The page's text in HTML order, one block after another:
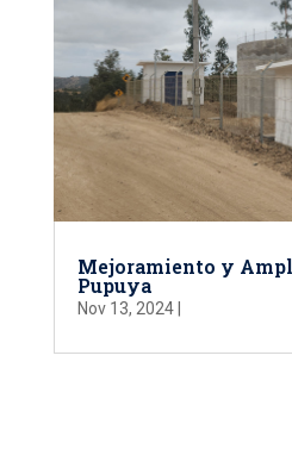
Mejoramiento y
Pupuya
Nov 13, 2024|